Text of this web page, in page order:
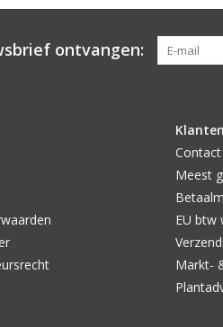
ontvangen:
Contact
Meest
EU btw
Markt-